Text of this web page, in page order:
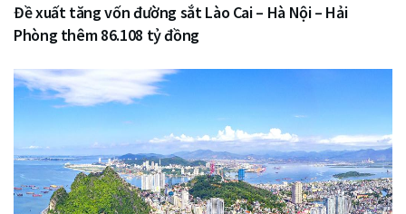
Đề xuất tăng vốn đường sắt Lào Cai – Hà Nội – Hải
Phòng thêm 86.108 tỷ đồng